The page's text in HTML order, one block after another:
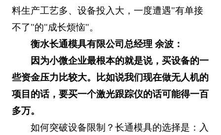
料生产工艺多、设备投入大，一度遭遇"有单接
不了"的"成长烦恼"。
衡水长通模具有限公司总经理 余波：
因为小微企业最根本的就是说，买设备的一
些资金压力比较大。比如说我们现在做无人机的
项目的话，要买一个激光跟踪仪的话可能得一百
多万。
如何突破设备限制？长通模具的选择是：入